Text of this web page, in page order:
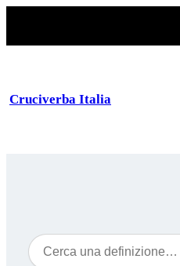
Cruciverba Italia
Cerca